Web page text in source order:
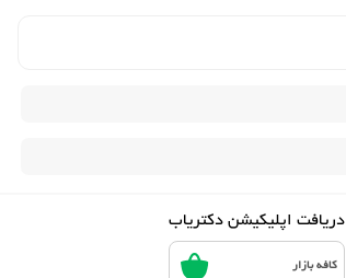
دریافت اپلیکیشن دکتریاب
کافه بازار